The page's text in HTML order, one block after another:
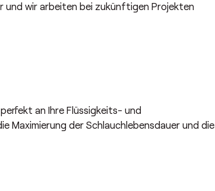
und wir arbeiten bei zukünftigen Projekten
an Ihre Flüssigkeits- und
Maximierung der Schlauchlebensdauer und die